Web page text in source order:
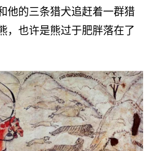
他的三条猎犬追赶着一群猎
，也许是熊过于肥胖落在了